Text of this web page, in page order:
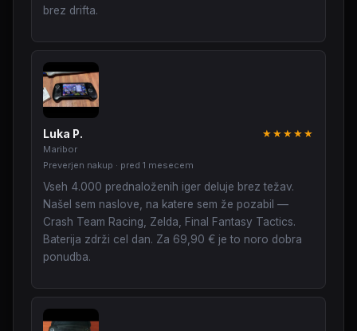
brez drifta.
Luka P.
Maribor
★★★★★
Preverjen nakup · pred 1 mesecem
Vseh 4.000 prednaloženih iger deluje brez težav.
Našel sem naslove, na katere sem že pozabil —
Crash Team Racing, Zelda, Final Fantasy Tactics.
Baterija zdrži cel dan. Za 69,90 € je to noro dobra
ponudba.